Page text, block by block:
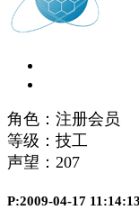
角色：注册会员
等级：技工
声望： 207
P:2009-04-17 11:14:13